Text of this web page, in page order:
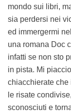
mondo sui libri,
sia perdersi nei
ed immergermi
una romana Doc
infatti se non sto
in pista. Mi
chiacchierate che
le risate
sconosciuti e